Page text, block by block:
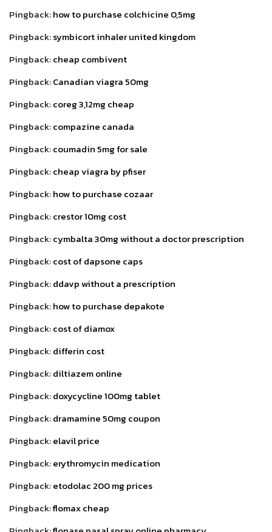
Pingback:how to purchase colchicine 0,5mg
Pingback:symbicort inhaler united kingdom
Pingback:cheap combivent
Pingback:Canadian viagra 50mg
Pingback:coreg 3,12mg cheap
Pingback:compazine canada
Pingback:coumadin 5mg for sale
Pingback:cheap viagra by pfiser
Pingback:how to purchase cozaar
Pingback:crestor 10mg cost
Pingback:cymbalta 30mg without a doctor prescription
Pingback:cost of dapsone caps
Pingback:ddavp without a prescription
Pingback:how to purchase depakote
Pingback:cost of diamox
Pingback:differin cost
Pingback:diltiazem online
Pingback:doxycycline 100mg tablet
Pingback:dramamine 50mg coupon
Pingback:elavil price
Pingback:erythromycin medication
Pingback:etodolac 200 mg prices
Pingback:flomax cheap